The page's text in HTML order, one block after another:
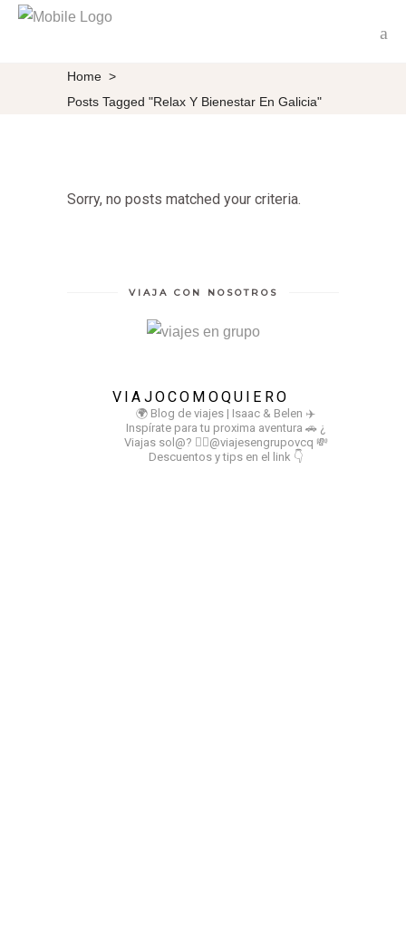
Home >
Posts Tagged "Relax Y Bienestar En Galicia"
Sorry, no posts matched your criteria.
VIAJA CON NOSOTROS
VIAJOCOMOQUIERO
🌍 Blog de viajes | Isaac & Belen ✈️
Inspírate para tu proxima aventura 🚗 ¿
Viajas sol@? 👉🏻@viajesengrupovcq 💸
Descuentos y tips en el link 👇